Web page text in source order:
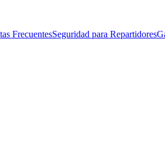
FrecuentesSeguridad para Repartidores